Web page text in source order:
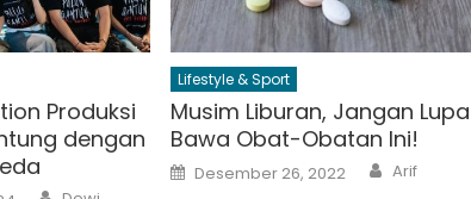
Produksi
dengan
Author
Lifestyle & Sport
Musim Liburan, Jangan Lupa
Bawa Obat-Obatan Ini!
Posted
on
Desember 26, 2022 Author
Arif